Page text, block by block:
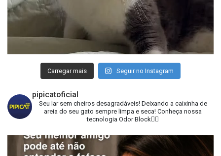
Carregar mais Seguir no Instagram
pipicatoficial
Seu lar sem cheiros desagradáveis!Deixando a caixinha de
areia do seu gato sempre limpa e seca! Conheça nossa
tecnologia Odor Block👇🏻